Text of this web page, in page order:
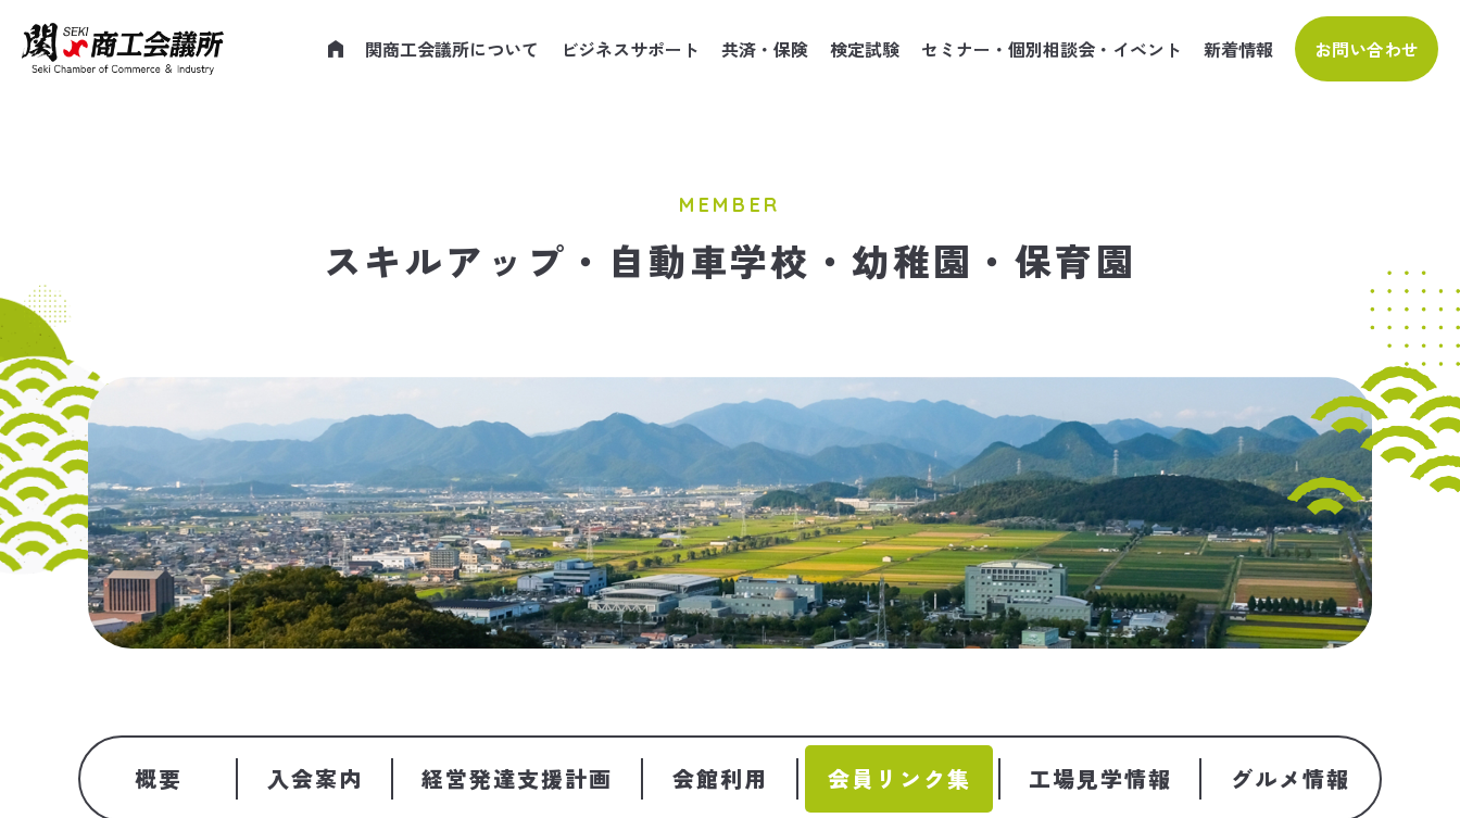
関商工会議所について ビジネスサポート 共済・保険 検定試験 セミナー・個別相談会・イベント 新着情報 お問い合わせ
MEMBER
スキルアップ・自動車学校・幼稚園・保育園
概要 入会案内 経営発達支援計画 会館利用 会員リンク集 工場見学情報 グルメ情報